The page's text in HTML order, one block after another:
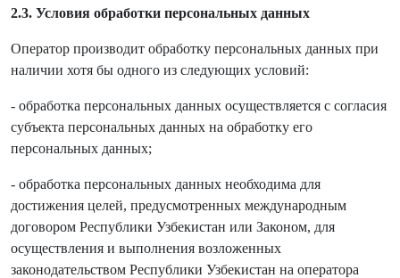
2.3. Условия обработки персональных данных
Оператор производит обработку персональных данных при
наличии хотя бы одного из следующих условий:
- обработка персональных данных осуществляется с согласия
субъекта персональных данных на обработку его
персональных данных;
- обработка персональных данных необходима для
достижения целей, предусмотренных международным
договором Республики Узбекистан или Законом, для
осуществления и выполнения возложенных
законодательством Республики Узбекистан на оператора